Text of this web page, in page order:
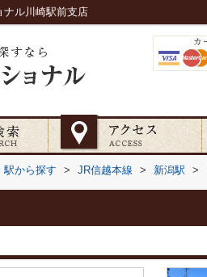
ナル川崎駅前支店
駅から探す > JR信越本線 > 新潟駅 >